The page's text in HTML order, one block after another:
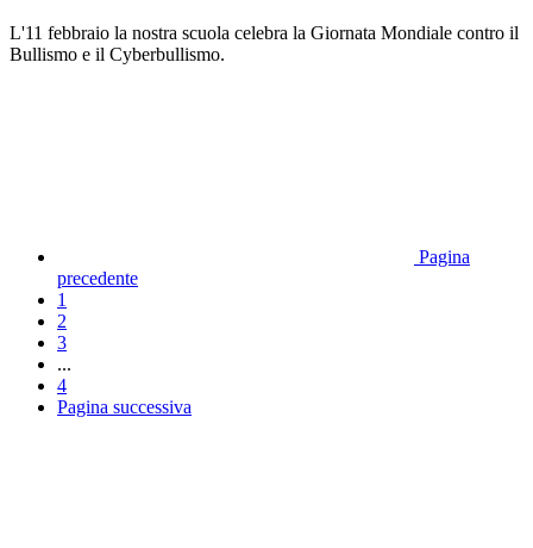
L'11 febbraio la nostra scuola celebra la Giornata Mondiale contro il
Bullismo e il Cyberbullismo.
Pagina
precedente
1
2
3
...
4
Pagina successiva